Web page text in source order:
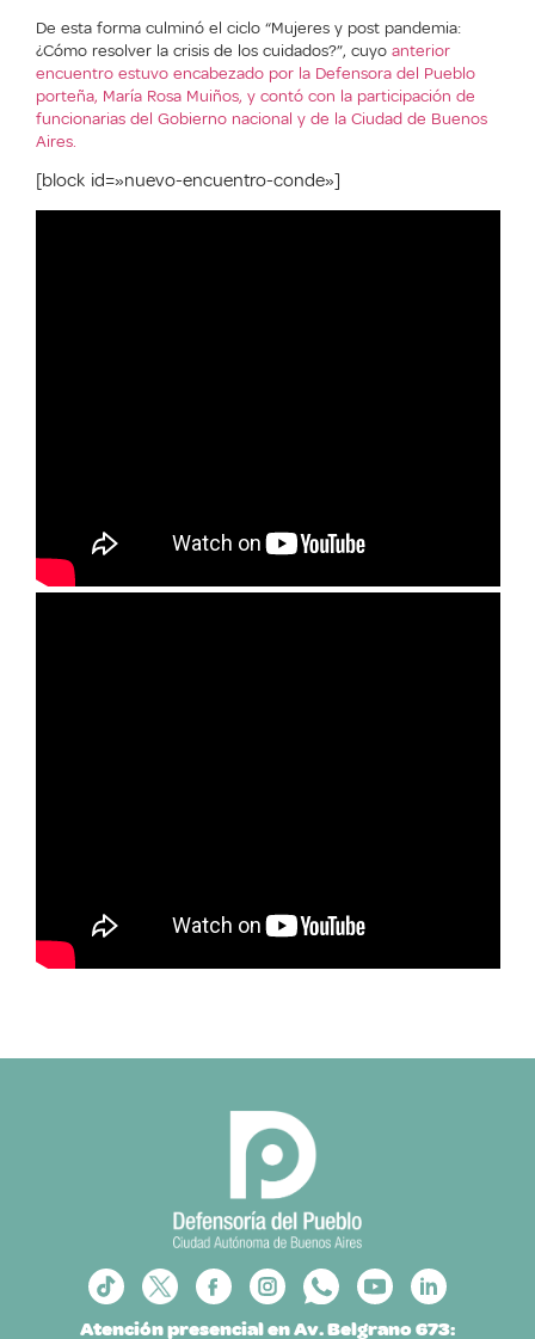
De esta forma culminó el ciclo “Mujeres y post pandemia:
¿Cómo resolver la crisis de los cuidados?”, cuyo anterior
encuentro estuvo encabezado por la Defensora del Pueblo
porteña, María Rosa Muiños, y contó con la participación de
funcionarias del Gobierno nacional y de la Ciudad de Buenos
Aires.
[block id=»nuevo-encuentro-conde»]
Atención presencial en Av. Belgrano 673: